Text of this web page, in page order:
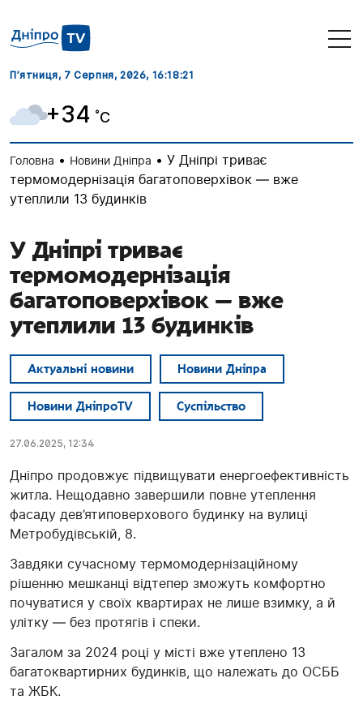
П’ятниця, 7 Серпня, 2026, 16:18:21
+34 ˚C
Головна • Новини Дніпра • У Дніпрі триває
термомодернізація багатоповерхівок — вже
утеплили 13 будинків
У Дніпрі триває
термомодернізація
багатоповерхівок — вже
утеплили 13 будинків
Актуальні новини Новини Дніпра
Новини ДніпроTV Суспільство
27.06.2025, 12:34
Дніпро продовжує підвищувати енергоефективність
житла. Нещодавно завершили повне утеплення
фасаду дев’ятиповерхового будинку на вулиці
Метробудівській, 8.
Завдяки сучасному термомодернізаційному
рішенню мешканці відтепер зможуть комфортно
почуватися у своїх квартирах не лише взимку, а й
улітку — без протягів і спеки.
Загалом за 2024 році у місті вже утеплено 13
багатоквартирних будинків, що належать до ОСББ
та ЖБК.